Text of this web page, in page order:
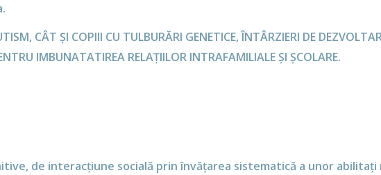
CÂT ȘI COPIII CU TULBURĂRI GENETICE, ÎNTÂRZIERI DE
IMBUNATATIREA RELAȚIILOR INTRAFAMILIALE ȘI ȘCOLARE.
de interacțiune socială prin învățarea sistematică a unor abilitați